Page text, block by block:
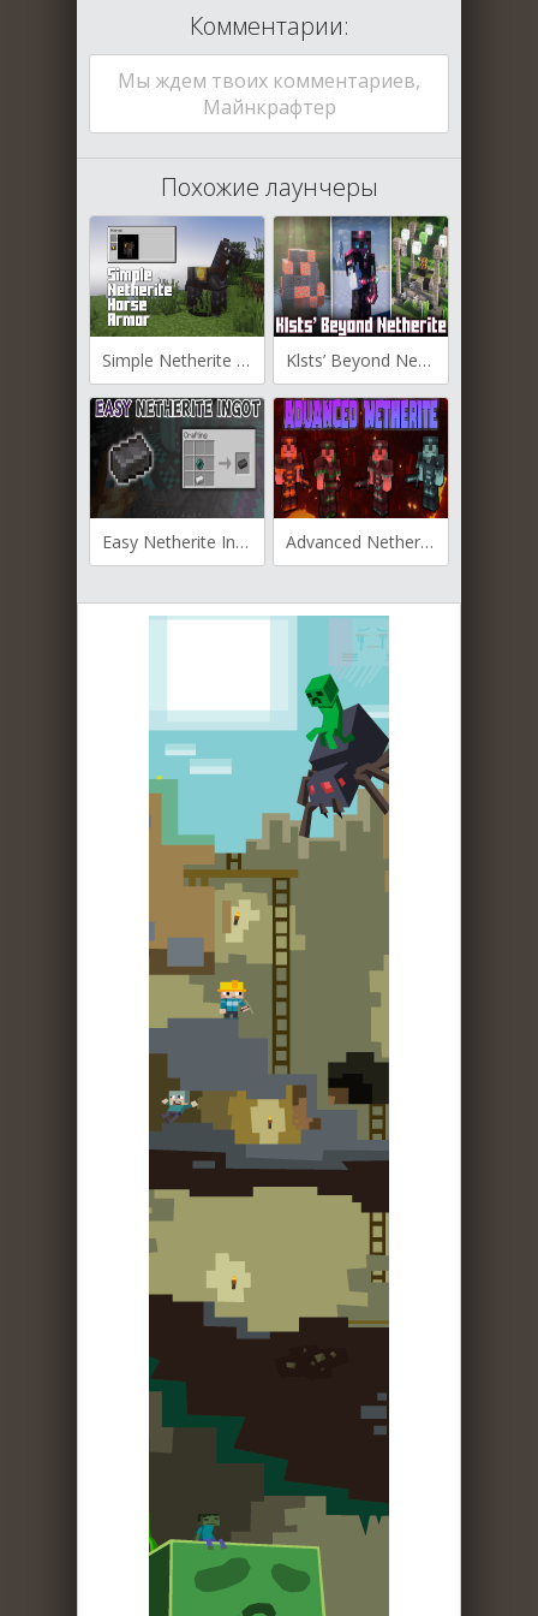
Комментарии:
Мы ждем твоих комментариев,
Майнкрафтер
Похожие лаунчеры
Simple Netherite Horse Armor для Майнкрафт [1.21.1, 1.20.6, 1.20.4] Klsts’ Beyond Netherite для Майнкрафт [1.20.1, 1.19.4, 1.19.2]
Easy Netherite Ingot для Майнкрафт [1.20.4, 1.20.1, 1.19.4] Advanced Netherite для Майнкрафт [1.20, 1.19.4, 1.19.3]